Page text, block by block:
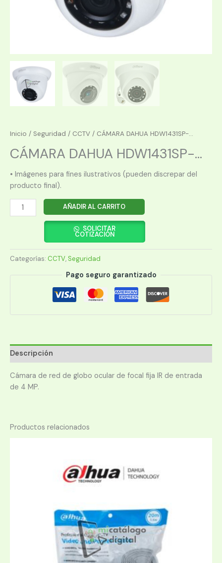
Inicio / Seguridad / CCTV / CÁMARA DAHUA HDW1431SP-...
CÁMARA DAHUA HDW1431SP-...
• Imágenes para fines ilustrativos (pueden discrepar del
producto final).
CÁMARA
DAHUA
IP
EYEB
cantidad
AÑADIR AL CARRITO
SOLICITAR
COTIZACIÓN
Categorías: CCTV, Seguridad
Pago seguro garantizado
Descripción
Cámara de red de globo ocular de focal fija IR de entrada
de 4 MP.
Productos relacionados